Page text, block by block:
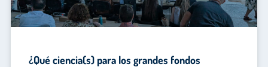
¿Qué ciencia(s) para los grandes fondos